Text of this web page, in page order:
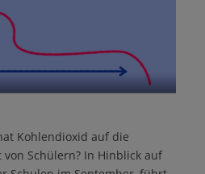
Kohlendioxid auf die
Schülern? In Hinblick auf